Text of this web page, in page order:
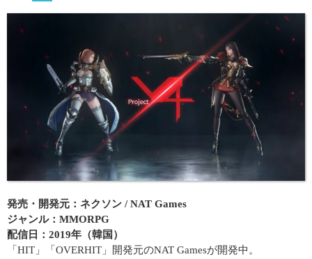
発売・開発元：ネクソン / NAT Games
ジャンル：MMORPG
配信日：2019年（韓国）
「HIT」「OVERHIT」開発元のNAT Gamesが開発中。